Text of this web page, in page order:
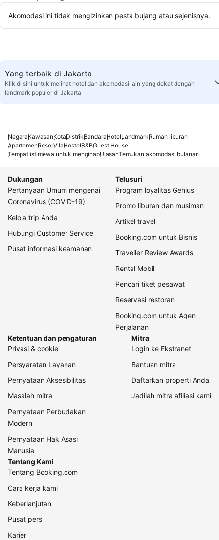
Akomodasi ini tidak mengizinkan pesta bujang atau sejenisnya.
Yang terbaik di Jakarta
Klik di sini untuk melihat hotel dan akomodasi lain yang dekat dengan
landmark populer di Jakarta
NegaraKawasanKotaDistrikBandaraHotelLandmarkRumah liburan
ApartemenResorVilaHostelB&BGuest House
Tempat istimewa untuk menginapUlasanTemukan akomodasi bulanan
Dukungan
Pertanyaan Umum mengenai
Coronavirus (COVID-19)
Kelola trip Anda
Hubungi Customer Service
Pusat informasi keamanan
Telusuri
Program loyalitas Genius
Promo liburan dan musiman
Artikel travel
Booking.com untuk Bisnis
Traveller Review Awards
Rental Mobil
Pencari tiket pesawat
Reservasi restoran
Booking.com untuk Agen
Perjalanan
Ketentuan dan pengaturan
Privasi & cookie
Persyaratan Layanan
Pernyataan Aksesibilitas
Masalah mitra
Pernyataan Perbudakan
Modern
Pernyataan Hak Asasi
Manusia
Mitra
Login ke Ekstranet
Bantuan mitra
Daftarkan properti Anda
Jadilah mitra afiliasi kami
Tentang Kami
Tentang Booking.com
Cara kerja kami
Keberlanjutan
Pusat pers
Karier